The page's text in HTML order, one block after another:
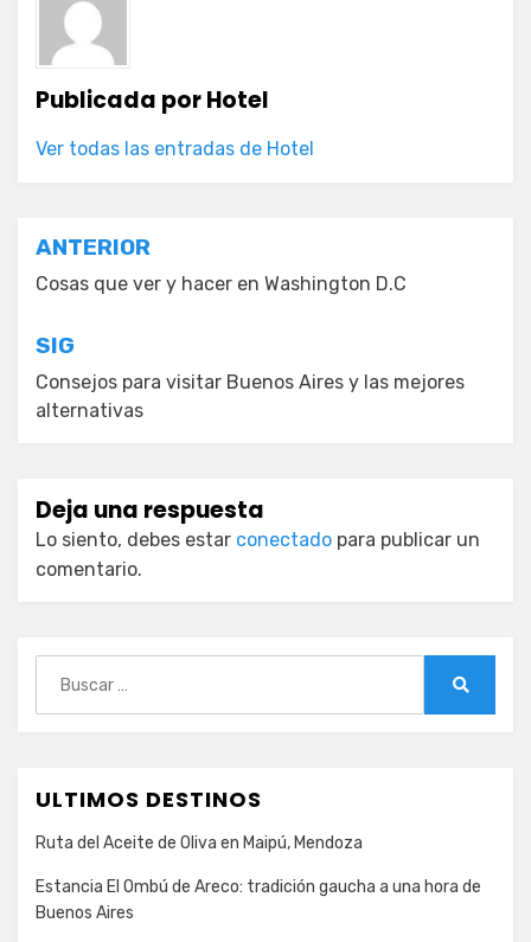
Publicada porHotel
Ver todas las entradas de Hotel
Navegación
de
entradas
ANTERIOR
Cosas que ver y hacer en Washington D.C
SIG
Consejos para visitar Buenos Aires y las mejores
alternativas
Deja una respuesta
Lo siento, debes estar conectado para publicar un
comentario.
ULTIMOS DESTINOS
Ruta del Aceite de Oliva en Maipú, Mendoza
Estancia El Ombú de Areco: tradición gaucha a una hora de
Buenos Aires